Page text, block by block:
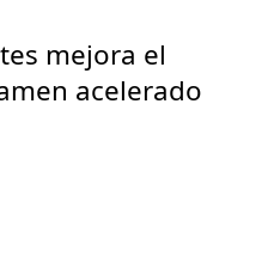
mejora el
acelerado